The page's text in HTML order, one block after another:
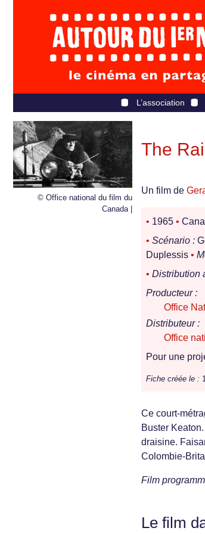
L’association
© Office national du film du
Canada |
The
Un film de
• 1965 •
• Scénario :
Duplessis •
• Distribution
Producteur :
Office
Distributeur :
Office
Pour une
Fiche créée le :
Ce court-
Buster
draisine.
Colombie-
Film
Le film